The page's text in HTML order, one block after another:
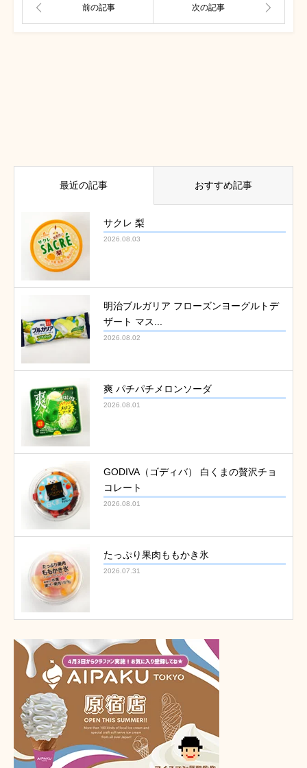
最近の記事 おすすめ記事
サクレ 梨
2026.08.03
明治ブルガリア フローズンヨーグルトデ
ザート マス...
2026.08.02
爽 パチパチメロンソーダ
2026.08.01
GODIVA（ゴディバ） 白くまの贅沢チョ
コレート
2026.08.01
たっぷり果肉ももかき氷
2026.07.31